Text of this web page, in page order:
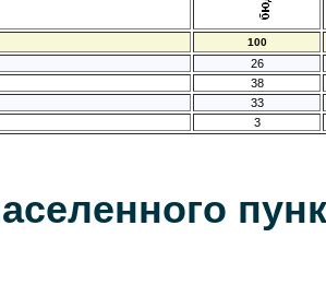
100
26
38
33
3